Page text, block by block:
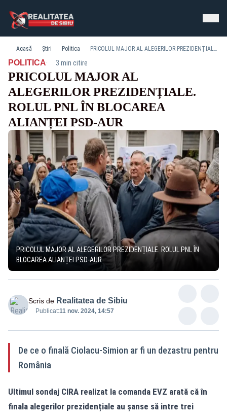
Acasă Știri Politica PRICOLUL MAJOR AL ALEGERILOR PREZIDENȚIALE. ROLUL PNL ÎN BLOCAREA ALIANȚEI PSD-AUR
POLITICA· 3 min citire
PRICOLUL MAJOR AL
ALEGERILOR PREZIDENȚIALE.
ROLUL PNL ÎN BLOCAREA
ALIANȚEI PSD-AUR
PRICOLUL MAJOR AL ALEGERILOR PREZIDENȚIALE. ROLUL PNL ÎN
BLOCAREA ALIANȚEI PSD-AUR
Scris de Realitatea de Sibiu
Publicat:11 nov. 2024, 14:57
De ce o finală Ciolacu-Simion ar fi un dezastru pentru
România
Ultimul sondaj CIRA realizat la comanda EVZ arată că în
finala alegerilor prezidențiale au șanse să intre trei